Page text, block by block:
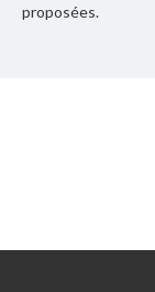
proposées.